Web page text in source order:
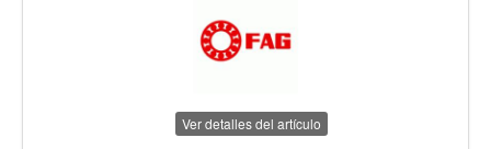
Ver detalles del artículo